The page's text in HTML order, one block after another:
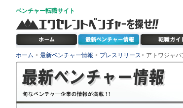
ベンチャー転職サイト
ホーム > 最新ベンチャー情報 > プレスリリース> アトワジャパ